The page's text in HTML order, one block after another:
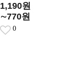
1,190원
∼770원
0